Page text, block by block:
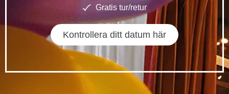
Gratis tur/retur
Kontrollera ditt datum här